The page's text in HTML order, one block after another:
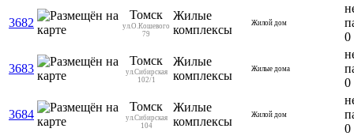
3682
Томск
ул.О.Кошевого
79
Жилые
комплексы
Жилой дом
0
3683
Томск
ул.Сибирская
102/1
Жилые
комплексы
Жилые дома
0
3684
Томск
ул.Сибирская
104
Жилые
комплексы
Жилой дом
0